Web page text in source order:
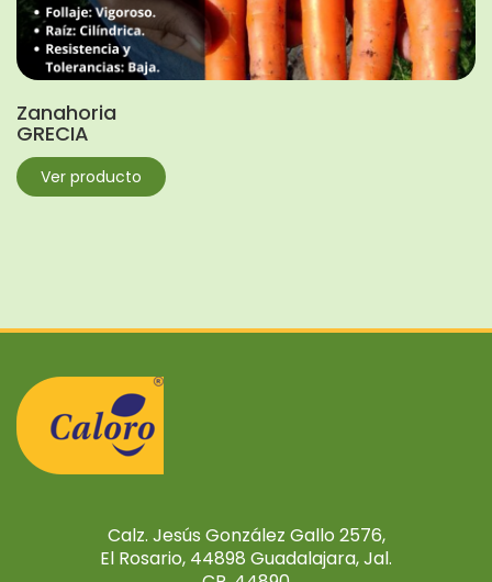
Zanahoria
GRECIA
Ver producto
Calz. Jesús González Gallo 2576,
El Rosario, 44898 Guadalajara, Jal.